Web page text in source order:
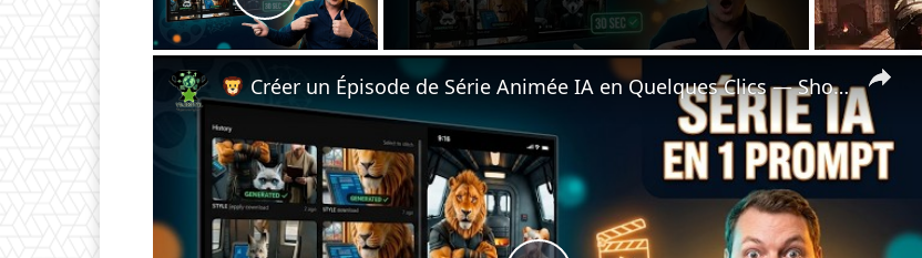
Play Video
Créer un Épisode de Série Animée IA en Quelques Clics — Shots, Dialogue et Assemblage Live